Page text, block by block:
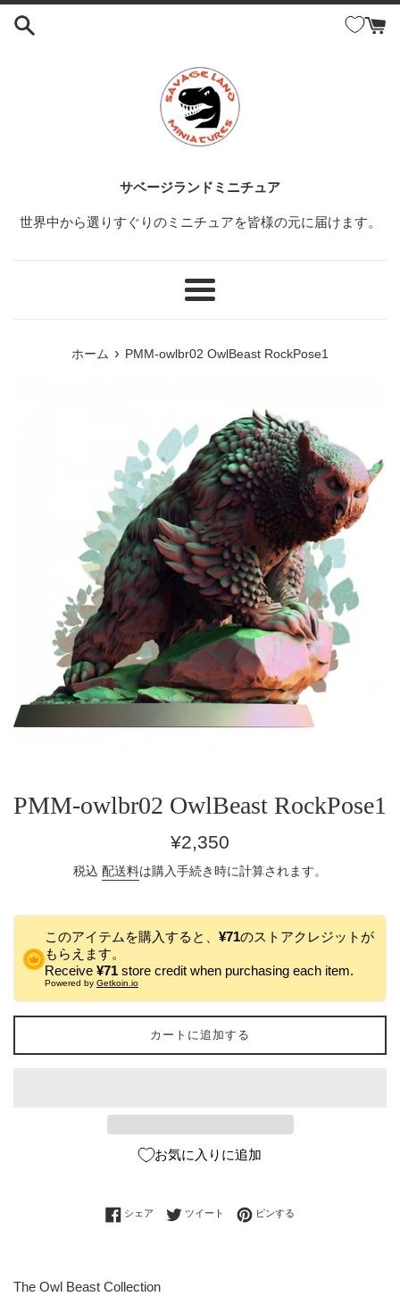
コ
サベージランドミニチュア
世界中から選りすぐりのミニチュアを皆様の元に届けます。
メ
ホーム › PMM-owlbr02 OwlBeast RockPose1
PMM-owlbr02 OwlBeast RockPose1
通
価
¥2,350
税込 配送料は購入手続き時に計算されます。
このアイテムを購入すると、 ¥71のストアクレジットが
もらえます。
Receive ¥71 store credit when purchasing each item.
Powered by Getkoin.io
カートに追加する
お気に入りに追加
シェア Facebookでシェアする
ツイート Twitterに投稿する
ピンする
The Owl Beast Collection